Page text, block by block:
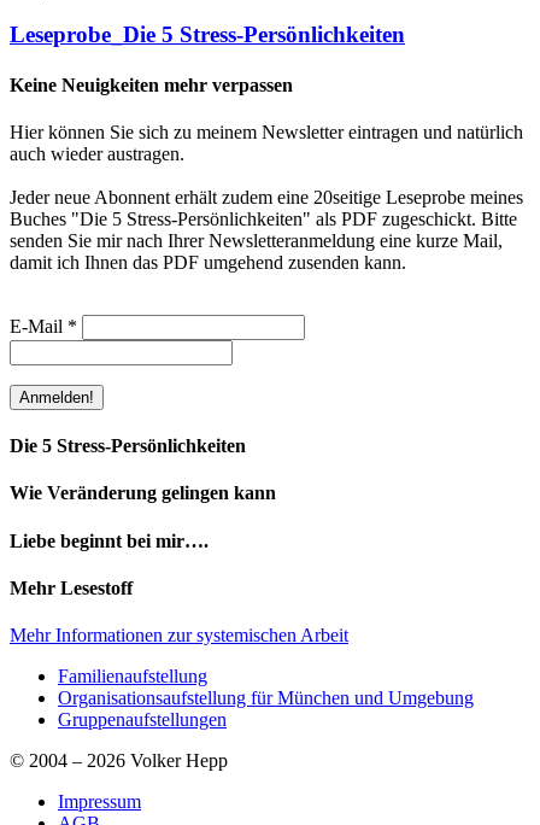
Leseprobe_Die 5 Stress-Persönlichkeiten
Keine Neuigkeiten mehr verpassen
Hier können Sie sich zu meinem Newsletter eintragen und natürlich
auch wieder austragen.
Jeder neue Abonnent erhält zudem eine 20seitige Leseprobe meines
Buches "Die 5 Stress-Persönlichkeiten" als PDF zugeschickt. Bitte
senden Sie mir nach Ihrer Newsletteranmeldung eine kurze Mail,
damit ich Ihnen das PDF umgehend zusenden kann.
E-Mail *
Die 5 Stress-Persönlichkeiten
Wie Veränderung gelingen kann
Liebe beginnt bei mir….
Mehr Lesestoff
Mehr Informationen zur systemischen Arbeit
Familienaufstellung
Organisationsaufstellung für München und Umgebung
Gruppenaufstellungen
© 2004 – 2026 Volker Hepp
Impressum